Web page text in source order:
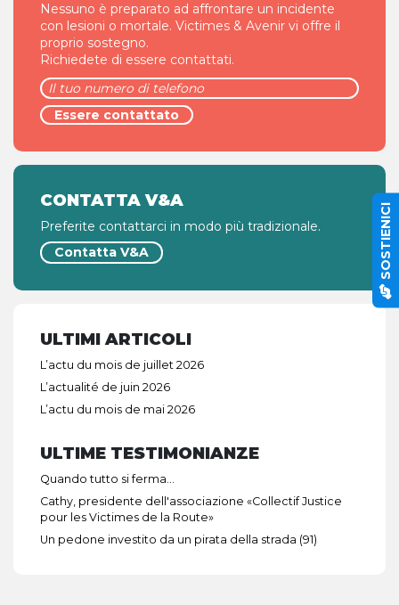
Nessuno è preparato ad affrontare un incidente
con lesioni o mortale. Victimes & Avenir vi offre il
proprio sostegno.
Richiedete di essere contattati.
CONTATTA V&A
Preferite contattarci in modo più tradizionale.
Contatta V&A
ULTIMI ARTICOLI
L’actu du mois de juillet 2026
L’actualité de juin 2026
L’actu du mois de mai 2026
ULTIME TESTIMONIANZE
Quando tutto si ferma…
Cathy, presidente dell'associazione «Collectif Justice
pour les Victimes de la Route»
Un pedone investito da un pirata della strada (91)
SOSTIENICI